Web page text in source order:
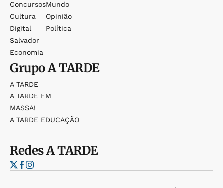
Concursos
Cultura
Digital
Salvador
Economia
Mundo
Opinião
Política
GrupoA TARDE
A TARDE
A TARDE FM
MASSA!
A TARDE EDUCAÇÃO
RedesA TARDE